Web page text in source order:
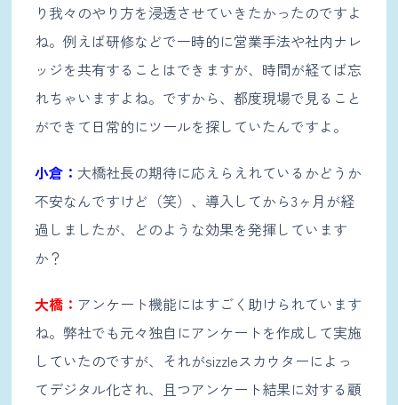
り我々のやり方を浸透させていきたかったのですよ
ね。例えば研修などで一時的に営業手法や社内ナレ
ッジを共有することはできますが、時間が経てば忘
れちゃいますよね。ですから、都度現場で見ること
ができて日常的にツールを探していたんですよ。
小倉： 大橋社長の期待に応えらえれているかどうか
不安なんですけど（笑）、導入してから3ヶ月が経
過しましたが、どのような効果を発揮しています
か？
大橋： アンケート機能にはすごく助けられています
ね。弊社でも元々独自にアンケートを作成して実施
していたのですが、それがsizzleスカウターによっ
てデジタル化され、且つアンケート結果に対する顧